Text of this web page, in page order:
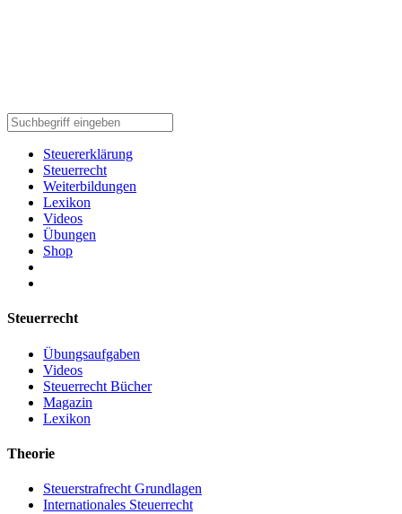
Steuererklärung
Steuerrecht
Weiterbildungen
Lexikon
Videos
Übungen
Shop
Steuerrecht
Übungsaufgaben
Videos
Steuerrecht Bücher
Magazin
Lexikon
Theorie
Steuerstrafrecht Grundlagen
Internationales Steuerrecht